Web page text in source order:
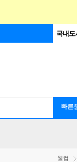
국내도
빠른
웰컴